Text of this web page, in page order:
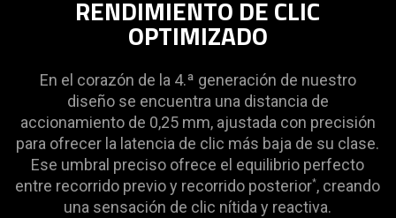
RENDIMIENTO DE CLIC
OPTIMIZADO
En el corazón de la 4.ª generación de nuestro
diseño se encuentra una distancia de
accionamiento de 0,25 mm, ajustada con precisión
para ofrecer la latencia de clic más baja de su clase.
Ese umbral preciso ofrece el equilibrio perfecto
entre recorrido previo y recorrido posterior*, creando
una sensación de clic nítida y reactiva.